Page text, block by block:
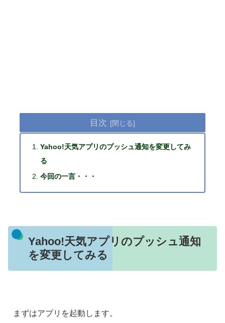
目次
Yahoo!天気アプリのプッシュ通知を変更してみ
る
今回の一言・・・
Yahoo!天気アプリのプッシュ通知
を変更してみる
まずはアプリを起動します。